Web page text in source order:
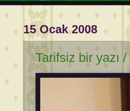
15 Ocak 2008
Tarifsiz bir yazı